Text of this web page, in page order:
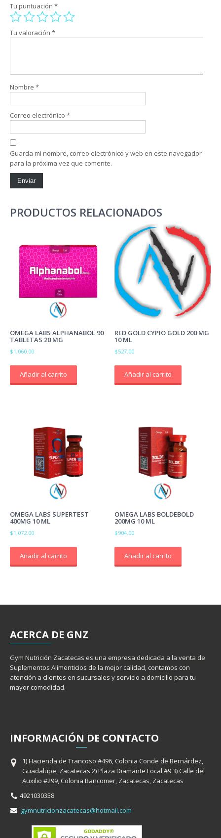
Tu puntuación *
Tu valoración *
Nombre *
Correo electrónico *
Guarda mi nombre, correo electrónico y web en este navegador
para la próxima vez que comente.
PRODUCTOS RELACIONADOS
OMEGA LABS ALPHANABOL 90
TABLETAS 20 MG
$1,060.00
Añadir al carrito
RED GOLD CYPIO GOLD 200 MG
10 ML
$527.00
Añadir al carrito
OMEGA LABS SUPERTEST
400MG 10 ML
$1,072.00
Añadir al carrito
OMEGA LABS BOLDEBOLD
200MG 10 ML
$904.00
Añadir al carrito
ACERCA DE GNZ
Gym Nutrición Zacatecas es una empresa dedicada a la venta de
Suplementos Alimenticios de la mejor calidad, contamos con
atención a clientes en sucursales y servicio a domicilio para tu
mayor comodidad.
INFORMACIÓN DE CONTACTO
1) Hacienda de Trancoso #496, Colonia Conde de Bernárdez,
Guadalupe, Zacatecas 2) Plaza Diamante Local #9 3) Calle del
Auxilio #299, Colonia Bancomer, Zacatecas, Zacatecas
4921030358
gymnutricionzacatecas@hotmail.com